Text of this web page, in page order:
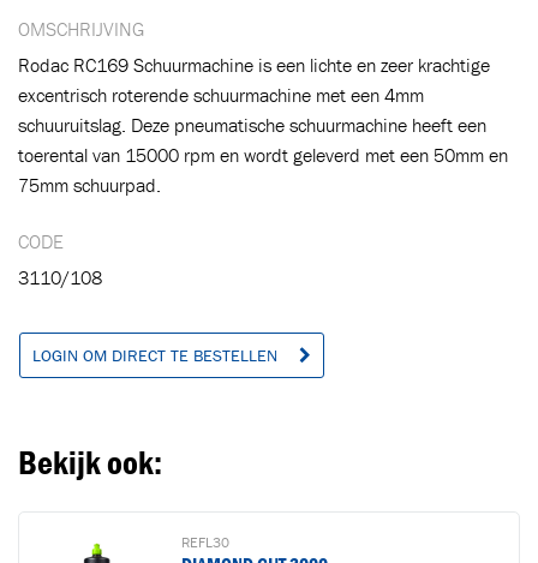
OMSCHRIJVING
Rodac RC169 Schuurmachine is een lichte en zeer krachtige
excentrisch roterende schuurmachine met een 4mm
schuuruitslag. Deze pneumatische schuurmachine heeft een
toerental van 15000 rpm en wordt geleverd met een 50mm en
75mm schuurpad.
CODE
3110/108
LOGIN OM DIRECT TE BESTELLEN
Bekijk ook:
REFL30
Toegevoegd aan winkelwagen
VERDER WINKELEN Ga naar winkelwagen